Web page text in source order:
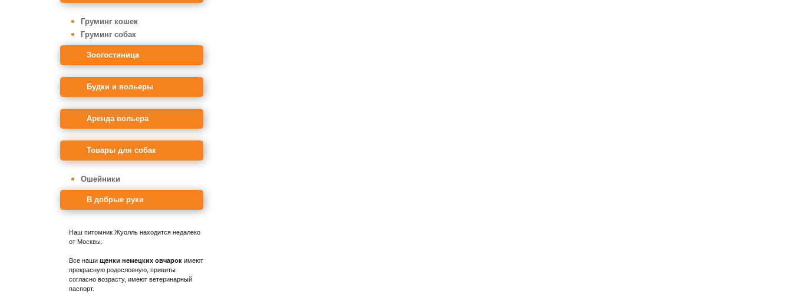
Груминг кошек
Груминг собак
Зоогостиница
Будки и вольеры
Аренда вольера
Товары для собак
Ошейники
В добрые руки
Наш питомник Жуолль находится недалеко
от Москвы.
Все наши щенки немецких овчарок имеют
прекрасную родословную, привиты
согласно возрасту, имеют ветеринарный
паспорт.